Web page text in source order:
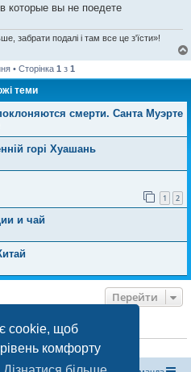
cookie, щоб
комфорту
вы не поедете
забрати подалі і там все це з'їсти»!
• Сторінка 1 з 1
теми
смерти. Санта Муэрте
горі Хуашань
1 2
и чай
Перейти
[бот ШІ]і 0 гостей